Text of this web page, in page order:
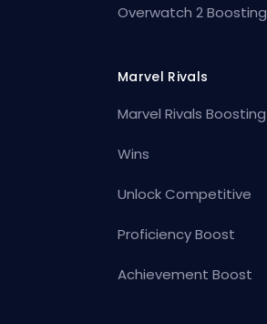
Overwatch 2 Boosting
Marvel Rivals
Marvel Rivals Boosting
Wins
Unlock Competitive
Proficiency Boost
Achievement Boost